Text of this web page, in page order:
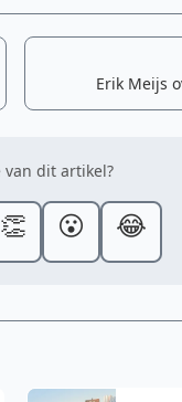
Erik Meijs
van dit artikel?
👏 😮 😂